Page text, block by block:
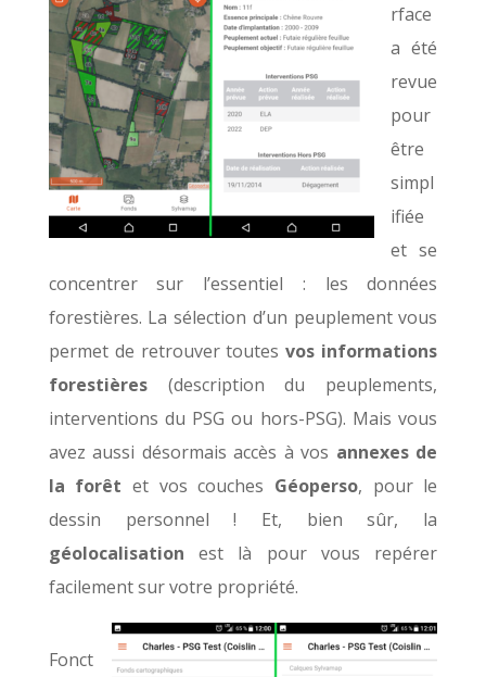
rface
a été
revue
pour
être
simpl
ifiée
et se
concentrer sur l’essentiel : les données
forestières. La sélection d’un peuplement vous
permet de retrouvertoutesvos informations
forestières(description du peuplements,
interventions du PSG ou hors-PSG). Mais vous
avez aussi désormais accès à vos annexes de
la forêt et vos couches Géoperso, pour le
dessin personnel ! Et, bien sûr, la
géolocalisation est là pour vous repérer
facilement sur votre propriété.
Fonct